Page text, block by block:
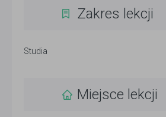
Zakres lekcji
Studia
Miejsce lekcji